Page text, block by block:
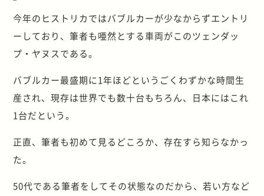
今年のヒストリカではバブルカーが少なからずエントリ
ーしており、筆者も唖然とする車両がこのツェンダッ
プ・ヤヌスである。
バブルカー最盛期に1年ほどというごくわずかな時間生
産され、現存は世界でも数十台もちろん、日本にはこれ
1台だという。
正直、筆者も初めて見るどころか、存在すら知らなかっ
た。
50代である筆者をしてその状態なのだから、若い方など